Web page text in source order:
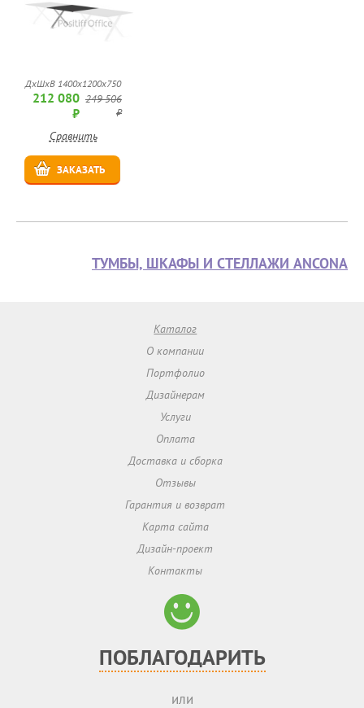
ДхШхВ 1400x1200x750
212 080
₽
249 506
₽
Сравнить
ЗАКАЗАТЬ
ТУМБЫ, ШКАФЫ И СТЕЛЛАЖИ ANCONA
Каталог
О компании
Портфолио
Дизайнерам
Услуги
Оплата
Доставка и сборка
Отзывы
Гарантия и возврат
Карта сайта
Дизайн-проект
Контакты
ПОБЛАГОДАРИТЬ
или